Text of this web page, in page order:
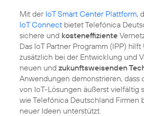
Mit der IoT Smart Center Plattform,
IoT Connect bietet Telefónica
sichere und kosteneffiziente
Das IoT Partner Programm (IPP)
zusätzlich bei der Entwicklung und
neuen und zukunftsweisenden
Anwendungen demonstrieren, dass
von IoT-Lösungen äußerst vielfältig
wie Telefónica Deutschland Firmen
neuer Ideen unterstützt.